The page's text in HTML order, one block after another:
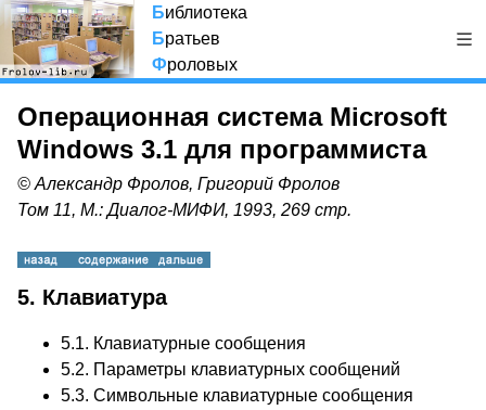
Библиотека
Братьев
Фроловых
Операционная система Microsoft
Windows 3.1 для программиста
© Александр Фролов, Григорий Фролов
Том 11, М.: Диалог-МИФИ, 1993, 269 стр.
5. Клавиатура
5.1. Клавиатурные сообщения
5.2. Параметры клавиатурных сообщений
5.3. Символьные клавиатурные сообщения